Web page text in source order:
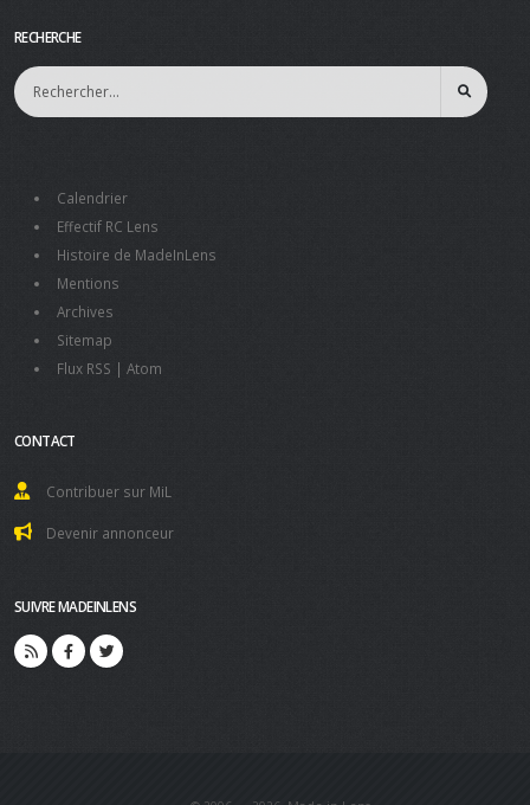
RECHERCHE
Calendrier
Effectif RC Lens
Histoire de MadeInLens
Mentions
Archives
Sitemap
Flux RSS | Atom
CONTACT
Contribuer sur MiL
Devenir annonceur
SUIVRE MADEINLENS